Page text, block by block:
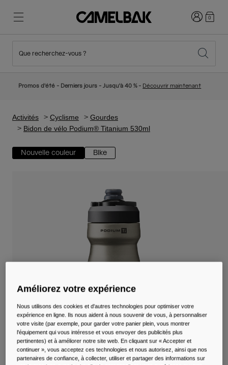
Nouveautés
Sacs Hydratation
Mugs et Gobelets
Sacoches Vélo
Réservoirs
Accessoires
Randonnée
Voyages et style de vie
Abandonner le tout Jetable
Connexion
0
Que recherchez-vous ?
Promos d'été - Derniers jours - Jusqu'à 40 % - Découvrir maintenant
Activités Cyclisme
Gourdes
Bidon de vélo Podium® Titanium 530ml
Nouvelle couleur Bike
Améliorez votre expérience
Nous utilisons des cookies et d'autres technologies pour optimiser votre
expérience en ligne. Ils nous aident à nous souvenir de vous, à personnaliser
votre visite (par exemple, pour garder votre panier plein, vous montrer
l'équipement qui vous intéresse et vous envoyer des publicités plus
pertinentes) et à améliorer notre site web. En cliquant sur « Accepter et
continuer », vous acceptez ces technologies et nous autorisez, ainsi que nos
partenaires de confiance, à collecter, utiliser et partager des informations sur